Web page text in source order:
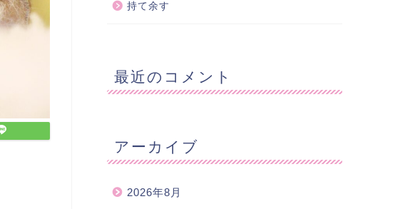
持て余す
最近のコメント
アーカイブ
2026年8月